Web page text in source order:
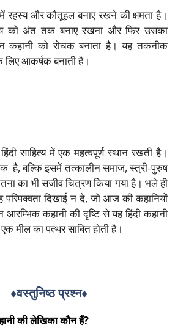
रहस्य और कौतूहल बनाए रखने की क्षमता है।
को अंत तक बनाए रखना और फिर उसका
कहानी को रोचक बनाता है। यह तकनीक
लिए आकर्षक बनाती है।
हिंदी साहित्य में एक महत्वपूर्ण स्थान रखती है।
है, बल्कि इसमें तत्कालीन समाज, स्त्री-पुरुष
का भी सजीव चित्रण किया गया है। भले ही
परिपक्वता दिखाई न दे, जो आज की कहानियों
कहानी की दृष्टि से यह हिंदी कहानी
मील का पत्थर साबित होती है।
♦️वस्तुनिष्ठ प्रश्न♦️
की लेखिका कौन हैं?